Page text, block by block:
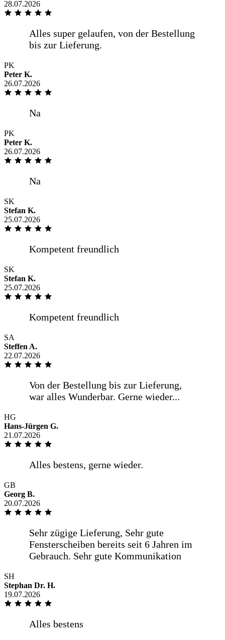
28.07.2026
PK
Peter K.
26.07.2026
PK
Peter K.
26.07.2026
SK
Stefan K.
25.07.2026
SK
Stefan K.
25.07.2026
SA
Steffen A.
22.07.2026
HG
Hans-Jürgen G.
21.07.2026
GB
Georg B.
20.07.2026
SH
Stephan Dr. H.
19.07.2026
Spiegel nach Maß bestellt, hat auf den
mm gepasst, Lieferung über eigenen
Saubere Arbeit, hervorragende Qualität
und gute -online Beratung Sehr zu
empfehlen
Super Ware, Preis-Leistung ordentlich,
Versand deutlich schneller als
.
Pünktlich wie vereinbart Hilfsbereiter
Fahrer
Lieferung
Pünktlich wie vereinbart Hilfsbereiter
Fahrer
Lieferung